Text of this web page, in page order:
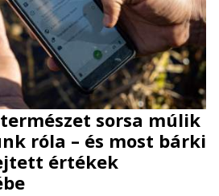
sorsa múlik
róla – és most bárki
értékek